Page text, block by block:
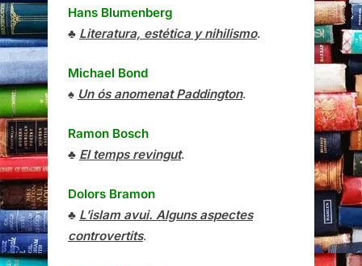
Hans Blumenberg
♣ Literatura, estética y nihilismo.
Michael Bond
♠ Un ós anomenat Paddington.
Ramon Bosch
♣ El temps revingut.
Dolors Bramon
♣ L’islam avui. Alguns aspectes
controvertits.